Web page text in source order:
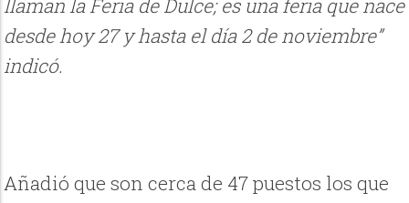
llaman la Feria de Dulce; es una feria que nace
desde hoy 27 y hasta el día 2 de noviembre”
indicó.
Añadió que son cerca de 47 puestos los que